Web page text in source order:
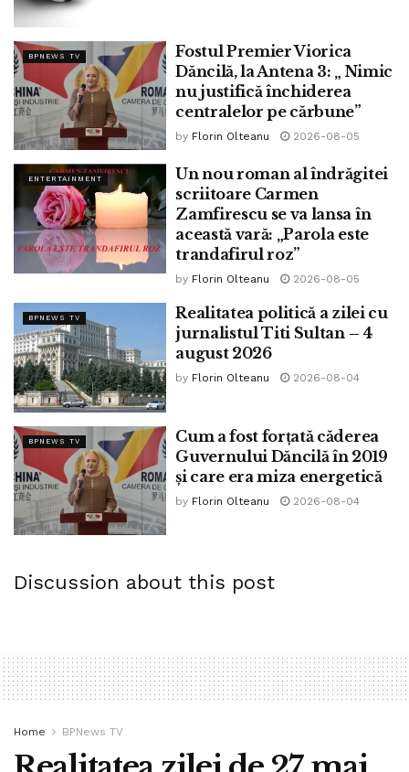
BPNEWS TV
Fostul Premier Viorica
Dăncilă, la Antena 3: „ Nimic
nu justifică închiderea
centralelor pe cărbune”
by Florin Olteanu 2026-08-05
ENTERTAINMENT
Un nou roman al îndrăgitei
scriitoare Carmen
Zamfirescu se va lansa în
această vară: „Parola este
trandafirul roz”
by Florin Olteanu 2026-08-05
BPNEWS TV
Realitatea politică a zilei cu
jurnalistul Titi Sultan – 4
august 2026
by Florin Olteanu 2026-08-04
BPNEWS TV
Cum a fost forțată căderea
Guvernului Dăncilă în 2019
și care era miza energetică
by Florin Olteanu 2026-08-04
Discussion about this post
Home BPNews TV